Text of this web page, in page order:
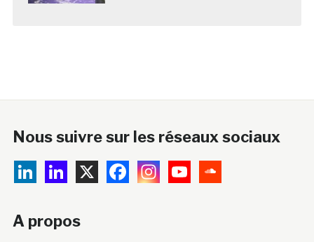
Nous suivre sur les réseaux sociaux
A propos